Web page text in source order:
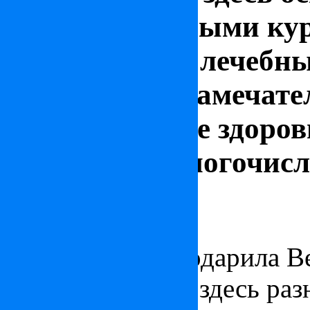
оздоровительными
термальных и
каждого есть
поправить свое
на одном из
Природа щедро одарила
Термальная вода здесь